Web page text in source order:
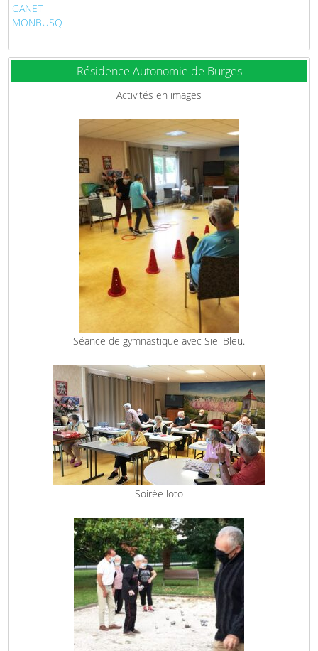
GANET
MONBUSQ
Résidence Autonomie de Burges
Activités en images
Séance de gymnastique avec Siel Bleu.
Soirée loto